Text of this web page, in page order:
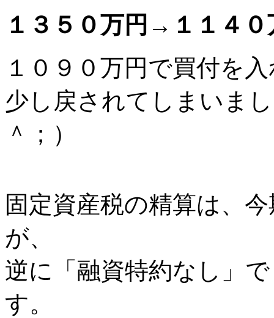
１３５０万円→１１４０
１０９０万円で買付を
少し戻されてしまいま
＾；）
固定資産税の精算は、
が、
逆に「融資特約なし」
す。